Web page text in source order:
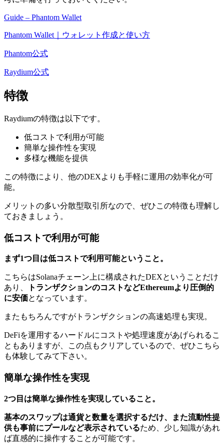
Guide – Phantom Wallet
Phantom Wallet｜ウォレット作成と使い方
Phantom公式
Raydium公式
特徴
Raydiumの特徴は以下です。
低コストで利用が可能
簡単な操作性を実現
多様な機能を提供
この特徴により、 他のDEXよりも手軽に運用の効率化が可
能。
メリットの多い分散型取引所なので、ぜひこの特徴も理解し
ておきましょう。
低コストで利用が可能
まず1つ目は低コストで利用可能ということ。
こちらはSolanaチェーン上に構成されたDEXということだけ
あり、
トランザクションのコストなどEthereumより圧倒的
に安価となっています。
またもちろんですがトランザクションの高速処理も実現。
DeFiを運用するハードルにコストや処理速度があげられるこ
ともありますが、この点もクリアしているので、ぜひこちら
も体験してみて下さい。
簡単な操作性を実現
2つ目は簡単な操作性を実現していること。
基本のスワップは通貨と数量を選択するだけ、また流動性提
供も事前にプールなど表示されているため、少し知識があれ
ば直感的に操作することが可能です。